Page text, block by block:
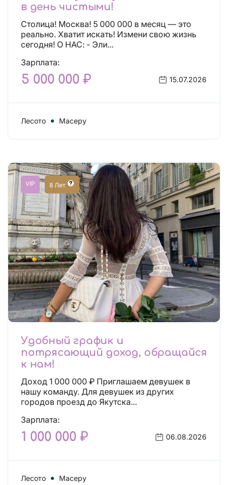
в день чистыми!
Столица! Москва! 5 000 000 в месяц — это
реально. Хватит искать! Измени свою жизнь
сегодня! О НАС: - Эли...
Зарплата:
5 000 000 ₽ 15.07.2026
Лесото Масеру
VIP 8 Лет
Удобный график и
потрясающий доход, обращайся
к нам!
Доход 1 000 000 ₽ Приглашаем девушек в
нашу команду. Для девушек из других
городов проезд до Якутска...
Зарплата:
1 000 000 ₽ 06.08.2026
Лесото Масеру